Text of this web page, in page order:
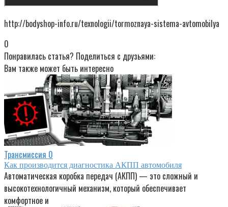
http://bodyshop-info.ru/texnologii/tormoznaya-sistema-avtomobilya
0
Понравилась статья? Поделиться с друзьями:
Вам также может быть интересно
Трансмиссия 0
Как производится диагностика АКПП автомобиля
Автоматическая коробка передач (АКПП) — это сложный и
высокотехнологичный механизм, который обеспечивает
комфортное и